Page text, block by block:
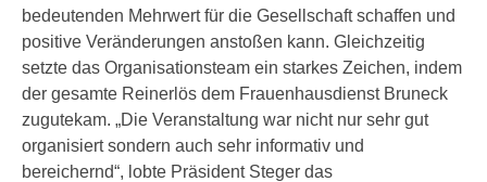
bedeutenden Mehrwert für die Gesellschaft schaffen und
positive Veränderungen anstoßen kann. Gleichzeitig
setzte das Organisationsteam ein starkes Zeichen, indem
der gesamte Reinerlös dem Frauenhausdienst Bruneck
zugutekam. „Die Veranstaltung war nicht nur sehr gut
organisiert sondern auch sehr informativ und
bereichernd“, lobte Präsident Steger das